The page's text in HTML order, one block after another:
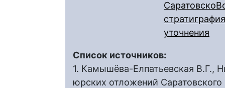
стратиграфия
уточнения
Список источников:
1. Камышёва-Елпатьевская В.Г.,
юрских отложений